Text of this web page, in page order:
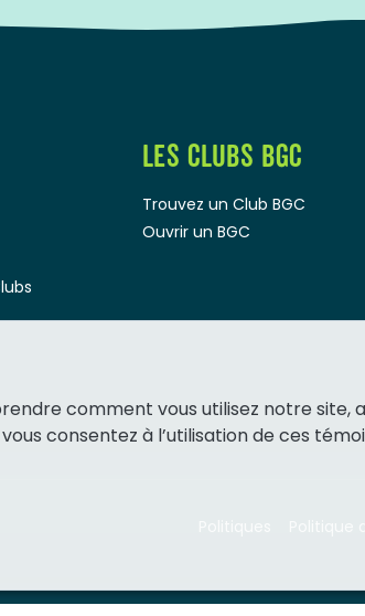
LES CLUBS BGC
Trouvez un Club BGC
Ouvrir un BGC
comment vous utilisez notre
consentez à l’utilisation de ces